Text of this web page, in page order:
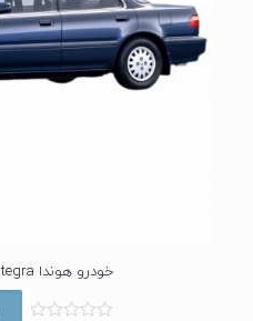
خودرو هوندا Integra دنده ای سال 1991